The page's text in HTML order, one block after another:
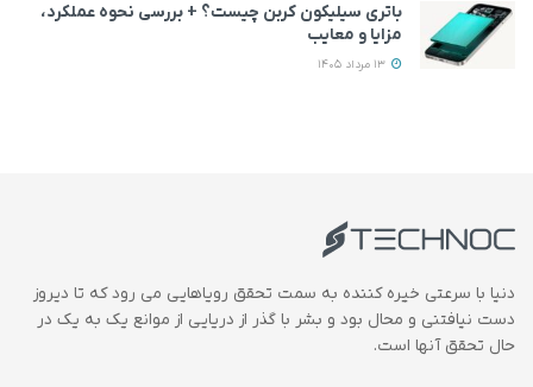
باتری سیلیکون کربن چیست؟ + بررسی نحوه عملکرد،
مزایا و معایب
دنیا با سرعتی خیره کننده به سمت تحقق رویاهایی می رود که تا دیروز
دست نیافتنی و محال بود و بشر با گذر از دریایی از موانع یک به یک در
حال تحقق آنها است.